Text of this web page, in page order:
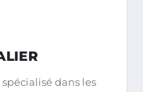
dans les